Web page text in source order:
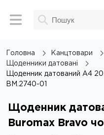
Головна Канцтовари
Щоденники датовані
Щоденник датований А4
BM.2740-01
Щоденник
Buromax Bravo